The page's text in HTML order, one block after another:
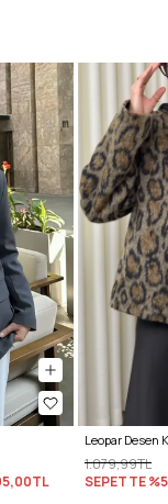
1.079,99TL
SEPETTE